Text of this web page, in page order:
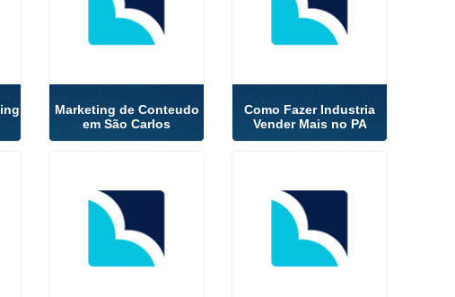
Marketing de Conteudo
em São Carlos
Como Fazer Industria
Vender Mais no PA